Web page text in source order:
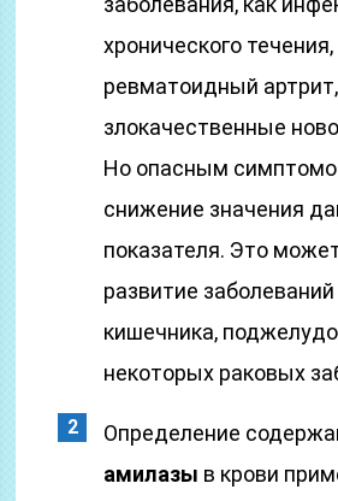
хронического
ревматоидный артрит,
злокачественные
Но опасным
снижение значения
показателя. Это
развитие
кишечника,
некоторых раковых
Определение
амилазы в крови